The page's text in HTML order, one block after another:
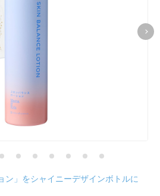
ン」をシャイニーデザインボトルに